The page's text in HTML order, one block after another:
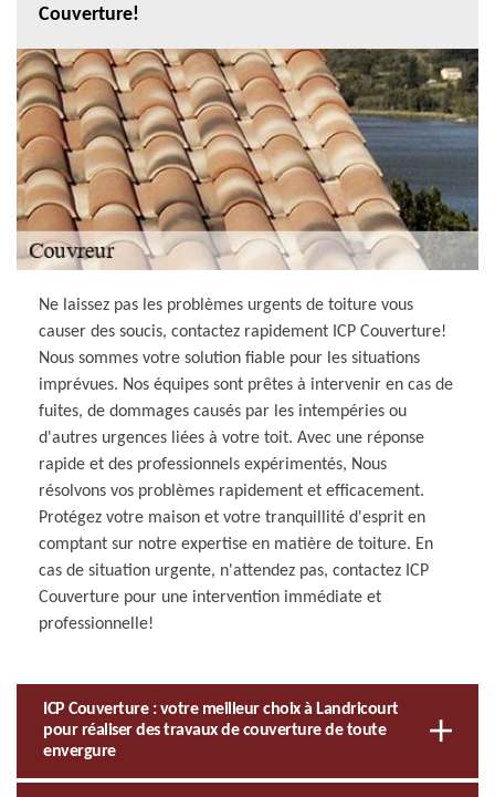
Couverture!
Ne laissez pas les problèmes urgents de toiture vous
causer des soucis, contactez rapidement ICP Couverture!
Nous sommes votre solution fiable pour les situations
imprévues. Nos équipes sont prêtes à intervenir en cas de
fuites, de dommages causés par les intempéries ou
d'autres urgences liées à votre toit. Avec une réponse
rapide et des professionnels expérimentés, Nous
résolvons vos problèmes rapidement et efficacement.
Protégez votre maison et votre tranquillité d'esprit en
comptant sur notre expertise en matière de toiture. En
cas de situation urgente, n'attendez pas, contactez ICP
Couverture pour une intervention immédiate et
professionnelle!
ICP Couverture : votre meilleur choix à Landricourt
pour réaliser des travaux de couverture de toute
envergure